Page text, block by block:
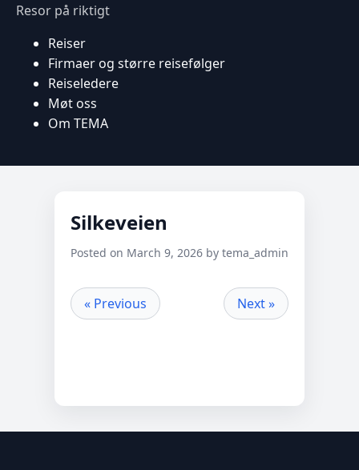
Resor på riktigt
Reiser
Firmaer og større reisefølger
Reiseledere
Møt oss
Om TEMA
Silkeveien
Posted on March 9, 2026 by tema_admin
« Previous Next »